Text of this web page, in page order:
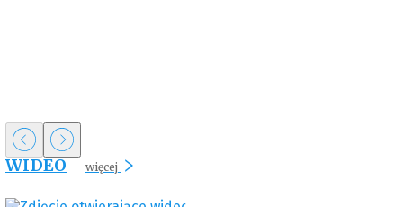
WIDEO więcej